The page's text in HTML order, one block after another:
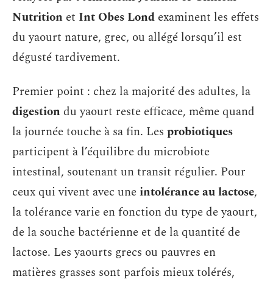
Nutrition et Int Obes Lond examinent les effets
du yaourt nature, grec, ou allégé lorsqu’il est
dégusté tardivement.
Premier point : chez la majorité des adultes, la
digestiondu yaourt reste efficace, même quand
la journée touche à sa fin. Les probiotiques
participent à l’équilibre du microbiote
intestinal, soutenant un transit régulier. Pour
ceux qui vivent avec uneintolérance au lactose,
la tolérance varie en fonction du type de yaourt,
de la souche bactérienne et de la quantité de
lactose. Les yaourts grecs ou pauvres en
matières grasses sont parfois mieux tolérés,